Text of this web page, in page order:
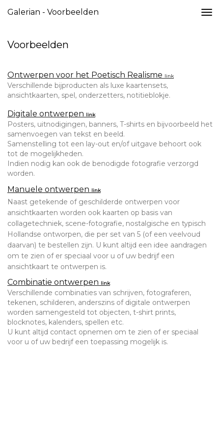
Galerian - Voorbeelden
Voorbeelden
Ontwerpen voor het Poetisch Realisme link
Verschillende bijproducten als luxe kaartensets,
ansichtkaarten, spel, onderzetters, notitieblokje.
Digitale ontwerpen link
Posters, uitnodigingen, banners, T-shirts en bijvoorbeeld het
samenvoegen van tekst en beeld.
Samenstelling tot een lay-out en/of uitgave behoort ook
tot de mogelijkheden.
Indien nodig kan ook de benodigde fotografie verzorgd
worden.
Manuele ontwerpen link
Naast getekende of geschilderde ontwerpen voor
ansichtkaarten worden ook kaarten op basis van
collagetechniek, scene-fotografie, nostalgische en typisch
Hollandse ontworpen, die per set van 5 (of een veelvoud
daarvan) te bestellen zijn. U kunt altijd een idee aandragen
om te zien of er speciaal voor u of uw bedrijf een
ansichtkaart te ontwerpen is.
Combinatie ontwerpen link
Verschillende combinaties van schrijven, fotograferen,
tekenen, schilderen, anderszins of digitale ontwerpen
worden samengesteld tot objecten, t-shirt prints,
blocknotes, kalenders, spellen etc.
U kunt altijd contact opnemen om te zien of er speciaal
voor u of uw bedrijf een toepassing mogelijk is.